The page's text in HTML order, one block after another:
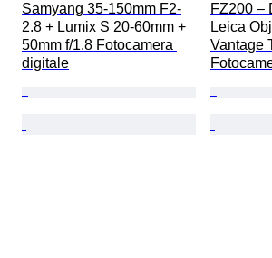
Samyang 35-150mm F2-
2.8 + Lumix S 20-60mm +
50mm f/1.8 Fotocamera
digitale
FZ200 –
Leica
Vantage